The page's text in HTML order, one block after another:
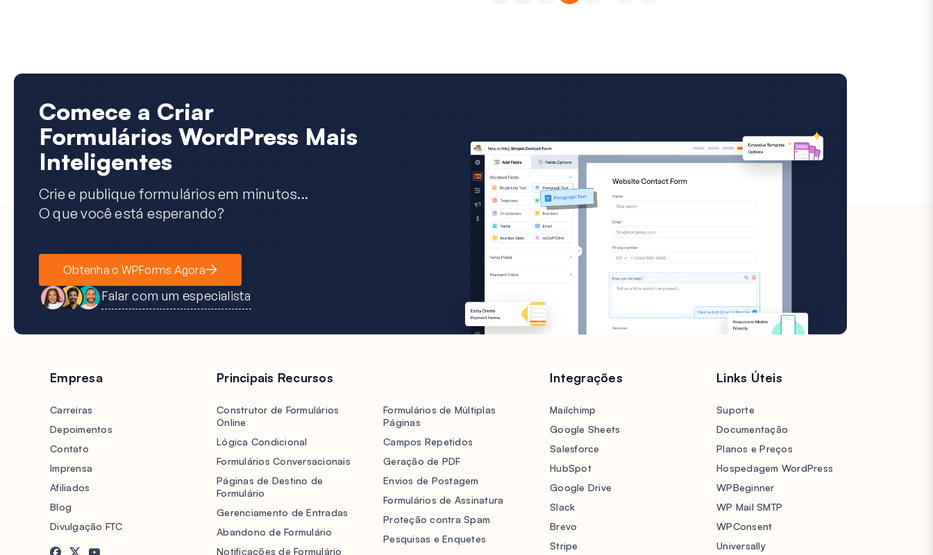
Comece a Criar
Formulários WordPress Mais
Inteligentes
Crie e publique formulários em minutos...
O que você está esperando?
Obtenha o WPForms Agora
Falar com um especialista
Empresa
Carreiras
Depoimentos
Contato
Imprensa
Afiliados
Blog
Divulgação FTC
Principais Recursos
Construtor de Formulários
Online
Lógica Condicional
Formulários Conversacionais
Páginas de Destino de
Formulário
Gerenciamento de Entradas
Abandono de Formulário
Notificações de Formulário
Formulários de Múltiplas
Páginas
Campos Repetidos
Geração de PDF
Envios de Postagem
Formulários de Assinatura
Proteção contra Spam
Pesquisas e Enquetes
Integrações
Mailchimp
Google Sheets
Salesforce
HubSpot
Google Drive
Slack
Brevo
Stripe
Links Úteis
Suporte
Documentação
Planos e Preços
Hospedagem WordPress
WPBeginner
WP Mail SMTP
WPConsent
Universally